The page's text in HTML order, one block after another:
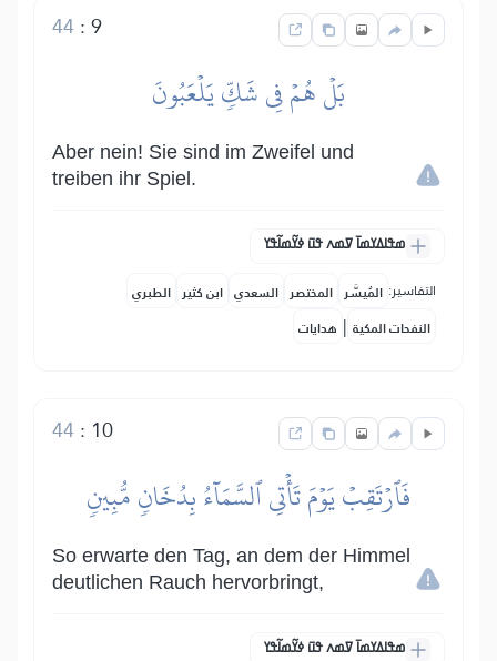
9
:
44
بَلۡ هُمۡ فِي شَكّٖ يَلۡعَبُونَ
Aber nein! Sie sind im Zweifel und
treiben ihr Spiel.
ߘߟߊߡߌߘߊ߫ ߜߘߍ ߟߎ߫ ߦߌ߬ߘߊ߬ߟߌ
التفاسير: المُيسَّر المختصر السعدي ابن كثير الطبري
النفحات المكية | هدايات
10
:
44
فَٱرۡتَقِبۡ يَوۡمَ تَأۡتِي ٱلسَّمَآءُ بِدُخَانٖ مُّبِينٖ
So erwarte den Tag, an dem der Himmel
deutlichen Rauch hervorbringt,
ߘߟߊߡߌߘߊ߫ ߜߘߍ ߟߎ߫ ߦߌ߬ߘߊ߬ߟߌ